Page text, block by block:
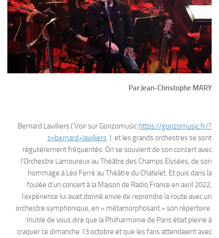
Par Jean-Christophe MARY
Bernard Lavilliers ( Voir sur Gonzomusic https://gonzomusic.fr/?
s=bernard+lavilliers ) et les grands orchestres se sont
régulièrement fréquentés. On se souvient de son concert avec
l’Orchestre Lamoureux au Théâtre des Champs Elysées, de son
hommage à Léo Ferré au Théâtre du Chatelet. Et puis dans la
foulée d’un concert à la Maison de Radio France en avril 2022,
l’expérience lui avait donné envie de reprendre la route avec un
orchestre symphonique, en « métamorphosant » son répertoire.
Inutile de vous dire que la Philharmonie de Paris était pleine à
craquer ce dimanche 13 octobre et que les fans attendaient avec